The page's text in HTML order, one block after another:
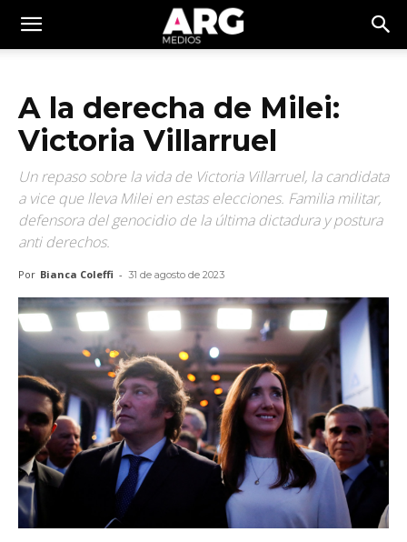
A la derecha de Milei:
Victoria Villarruel
Un repaso sobre la vida de Victoria Villarruel, la candidata
a vice que lleva Milei en estas elecciones. Familia militar,
defensora del genocidio de la última dictadura y postura
anti derechos.
Por Bianca Coleffi - 31 de agosto de 2023